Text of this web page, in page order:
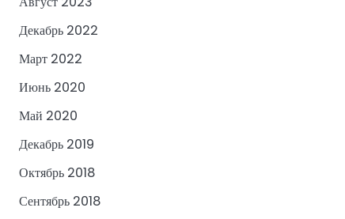
Декабрь 2022
Март 2022
Июнь 2020
Май 2020
Декабрь 2019
Октябрь 2018
Сентябрь 2018